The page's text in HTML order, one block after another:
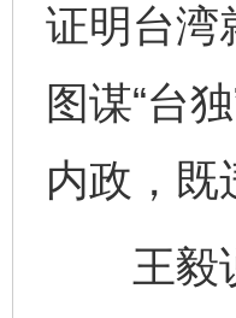
证明台湾
图谋“台
内政，既
王毅说